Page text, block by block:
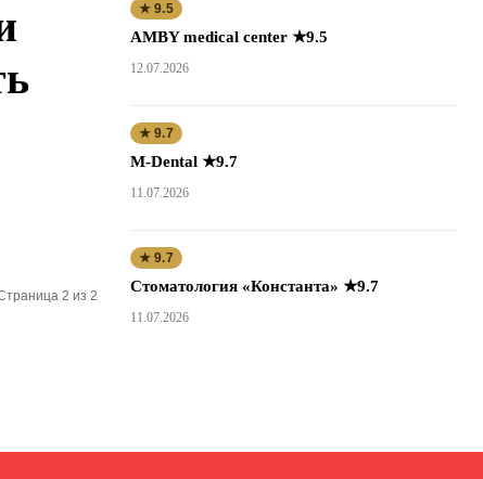
2 из 2
★ 9.5
AMBY medical center ★9.5
12.07.2026
★ 9.7
M-Dental ★9.7
11.07.2026
★ 9.7
Стоматология «Константа» ★9.7
11.07.2026